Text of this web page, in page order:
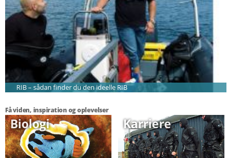
RIB – sådan finder du den ideelle RIB
Få viden, inspiration og oplevelser
Biologi Karriere